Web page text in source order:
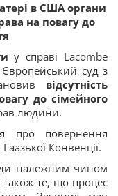
в США органи
на повагу до
у справі Lacombe
суд з
відсутність
до сімейного
людини.
про повернення
Конвенції.
належним чином
те, що процес